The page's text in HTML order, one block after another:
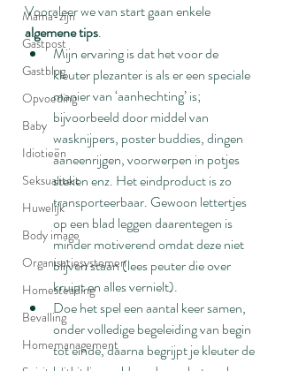
Mama-zijn
Gastpost
Gastblog
Opvoeding
Baby
Idiotieën
Seksualiteit
Huwelijk
Body image
Organisatiesystemen
Homesteading
Bevalling
Homemanagement
Vooraleer we van start gaan enkele
algemene tips.
Mijn ervaring is dat het voor de
kleuter plezanter is als er een speciale
manier van ‘aanhechting’ is;
bijvoorbeeld door middel van
wasknijpers, poster buddies, dingen
aaneenrijgen, voorwerpen in potjes
steken enz. Het eindproduct is zo
transporteerbaar. Gewoon lettertjes
op een blad leggen daarentegen is
minder motiverend omdat deze niet
blijven staan (lees peuter die over
kruipt en alles vernielt).
Doe het spel een aantal keer samen,
onder volledige begeleiding van begin
tot einde, daarna begrijpt je kleuter de